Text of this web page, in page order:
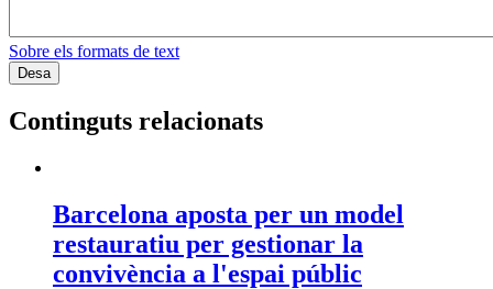
Sobre els formats de text
Continguts relacionats
Barcelona aposta per un model
restauratiu per gestionar la
convivència a l'espai públic